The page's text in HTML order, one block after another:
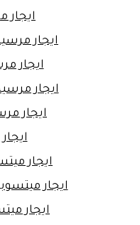
ايجار
ايجار
ايجار
ايجار
ايجار
ايجار
ايجار
ايجار